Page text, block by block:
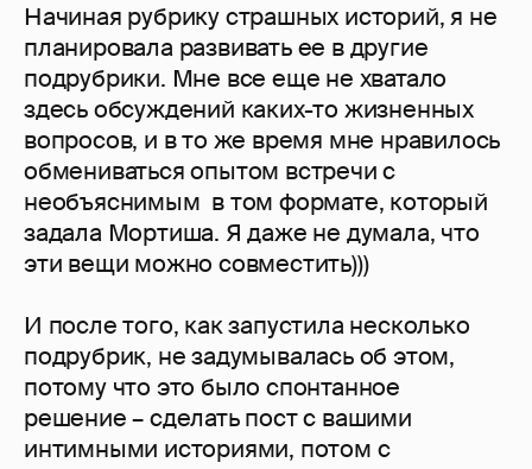
Начиная рубрику страшных историй, я не
планировала развивать ее в другие
подрубрики. Мне все еще не хватало
здесь обсуждений каких-то жизненных
вопросов, и в то же время мне нравилось
обмениваться опытом встречи с
необъяснимым в том формате, который
задала Мортиша. Я даже не думала, что
эти вещи можно совместить)))
И после того, как запустила несколько
подрубрик, не задумывалась об этом,
потому что это было спонтанное
решение – сделать пост с вашими
интимными историями, потом с